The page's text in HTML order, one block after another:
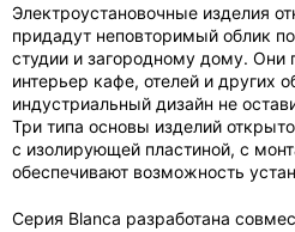
Электроустановочные изделия
придадут неповторимый облик
студии и загородному дому. Они
интерьер кафе, отелей и других
индустриальный дизайн не
Три типа основы изделий
с изолирующей пластиной, с
обеспечивают возможность
Серия Blanca разработана